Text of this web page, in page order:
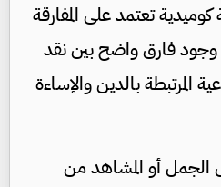
تعتمد على المفارقة
فارق واضح بين نقد
المرتبطة بالدين والإساءة
أو المشاهد من